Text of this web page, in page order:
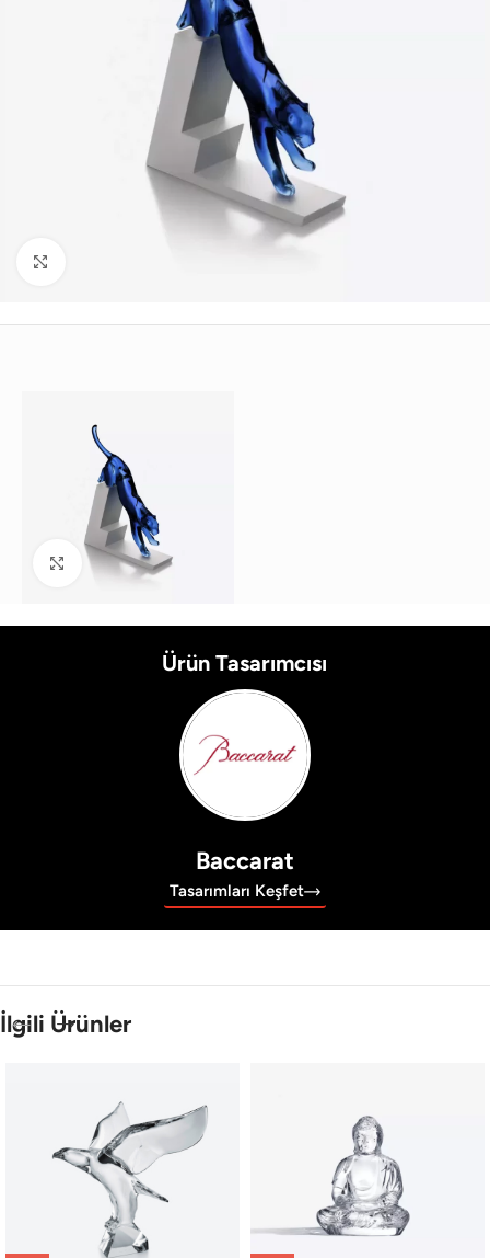
Büyütmek için tıklayın
Ürün Tasarımcısı
Baccarat
Tasarımları Keşfet
İlgili Ürünler